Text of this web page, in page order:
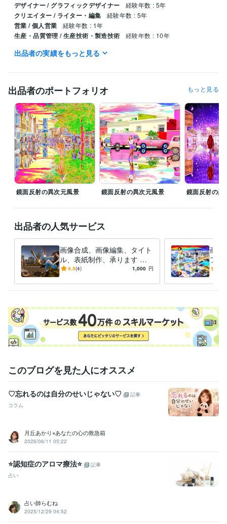
デザイナー / グラフィックデザイナー 経験年数 : 5年
クリエイター / ライター・編集 経験年数 : 5年
営業 / 個人営業 経験年数 : 1年
生産・品質管理 / 生産技術・製造技術 経験年数 : 10年
職歴
動画編集・映像制作 画像合成、画像修正、タイトル制作、ブログ
合成画像 合成写真 タイトル制作 表紙制作
ブログ記事
アフェリエイト
ニュース記事 スチームパンク サイバーパンク 小説
学歴
東京都立工芸高等学校 1988年3月 ~ 1990年2月
出品者の実績をもっと見る
出品者のポートフォリオ もっと見る
鏡面反射の異次元風景 鏡面反射の異次元風景 鏡面反射の異
出品者の人気サービス
画像合成、画像編集、タイト
ル、表紙制作、承ります シ
ュールで異次元な世界の空間
4.5(4) 1,000 円
画像
フト
で、
このブログを見た人にオススメ
♡忘れるのは自分のせいじゃない♡
記事
コラム
月丘あかり⭐︎あなたの心の救急箱
2026/06/11 05:22
⭐認知症のアロマ療法⭐
記事
占い
占い師らむね
2025/12/29 04:52